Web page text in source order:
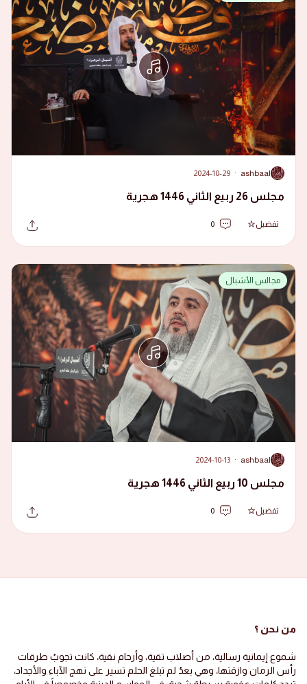
A
ashbaal
·
2024-10-29
مجلس 26 ربيع الثاني 1446 هجرية
تفضيل 0
مجالس الأشبال
A
ashbaal
·
2024-10-13
مجلس 10 ربيع الثاني 1446 هجرية
تفضيل 0
من نحن ؟
شموع إيمانية رسالية، من أصلاب تقية، وأرحام نقية، كانت تجوبُ طرقات
رأس الرمان وازقتها، وهي بعدُ لم تبلغ الحلم تسير على نهج الآباء والأجداد،